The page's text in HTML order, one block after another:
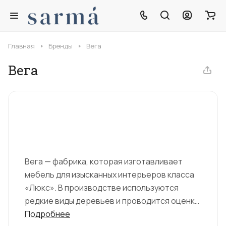
Главная Бренды Вега
Вега
Вега — фабрика, которая изготавливает
мебель для изысканных интерьеров класса
«Люкс». В производстве используются
редкие виды деревьев и проводится оценка
качества на каждом этапе изготовления.
Подробнее